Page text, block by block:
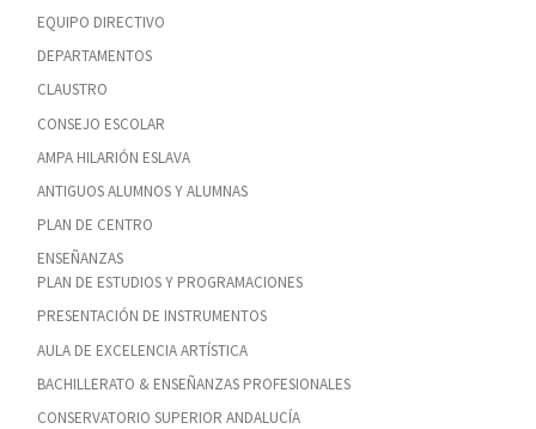
EQUIPO DIRECTIVO
DEPARTAMENTOS
CLAUSTRO
CONSEJO ESCOLAR
AMPA HILARIÓN ESLAVA
ANTIGUOS ALUMNOS Y ALUMNAS
PLAN DE CENTRO
ENSEÑANZAS
PLAN DE ESTUDIOS Y PROGRAMACIONES
PRESENTACIÓN DE INSTRUMENTOS
AULA DE EXCELENCIA ARTÍSTICA
BACHILLERATO & ENSEÑANZAS PROFESIONALES
CONSERVATORIO SUPERIOR ANDALUCÍA